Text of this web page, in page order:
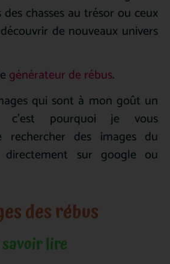
chasses au trésor ou ceux
de nouveaux univers
générateur de rébus.
qui sont à mon goût un
c’est pourquoi je vous
rechercher des images du
sur google ou
des rébus
savoir lire